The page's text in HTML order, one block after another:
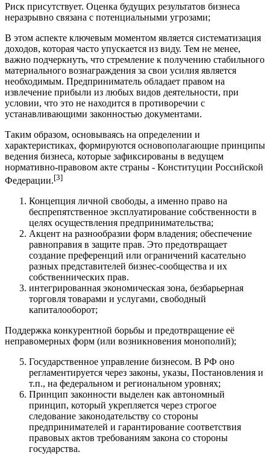
Риск присутствует. Оценка будущих результатов бизнеса
неразрывно связана с потенциальными угрозами;
В этом аспекте ключевым моментом является систематизация
доходов, которая часто упускается из виду. Тем не менее,
важно подчеркнуть, что стремление к получению стабильного
материального вознаграждения за свои усилия является
необходимым. Предприниматель обладает правом на
извлечение прибыли из любых видов деятельности, при
условии, что это не находится в противоречии с
устанавливающими законностью документами.
Таким образом, основываясь на определении и
характеристиках, формируются основополагающие принципы
ведения бизнеса, которые зафиксированы в ведущем
нормативно-правовом акте страны - Конституции Российской
Федерации.[3]
Концепция личной свободы, а именно право на
беспрепятственное эксплуатирование собственности в
целях осуществления предпринимательства;
Акцент на разнообразии форм владения; обеспечение
равноправия в защите прав. Это предотвращает
создание преференций или ограничений касательно
разных представителей бизнес-сообщества и их
собственнических прав.
интегрированная экономическая зона, безбарьерная
торговля товарами и услугами, свободный
капиталооборот;
Поддержка конкурентной борьбы и предотвращение её
неправомерных форм (или возникновения монополий);
Государственное управление бизнесом. В РФ оно
регламентируется через законы, указы, Постановления и
т.п., на федеральном и региональном уровнях;
Принцип законности выделен как автономный
принцип, который укрепляется через строгое
следование законодательству со стороны
предпринимателей и гарантирование соответствия
правовых актов требованиям закона со стороны
государства.